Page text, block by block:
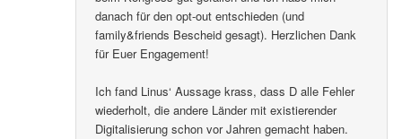
danach für den opt-out entschieden (und
family&friends Bescheid gesagt). Herzlichen Dank
für Euer Engagement!
Ich fand Linus‘ Aussage krass, dass D alle Fehler
wiederholt, die andere Länder mit existierender
Digitalisierung schon vor Jahren gemacht haben.